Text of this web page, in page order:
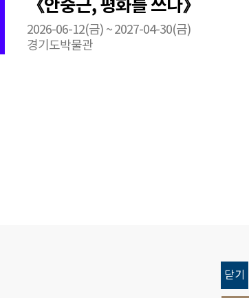
닫기
《안중근, 평화를 쓰다》
2026-06-12(금) ~ 2027-04-30(금)
경기도박물관